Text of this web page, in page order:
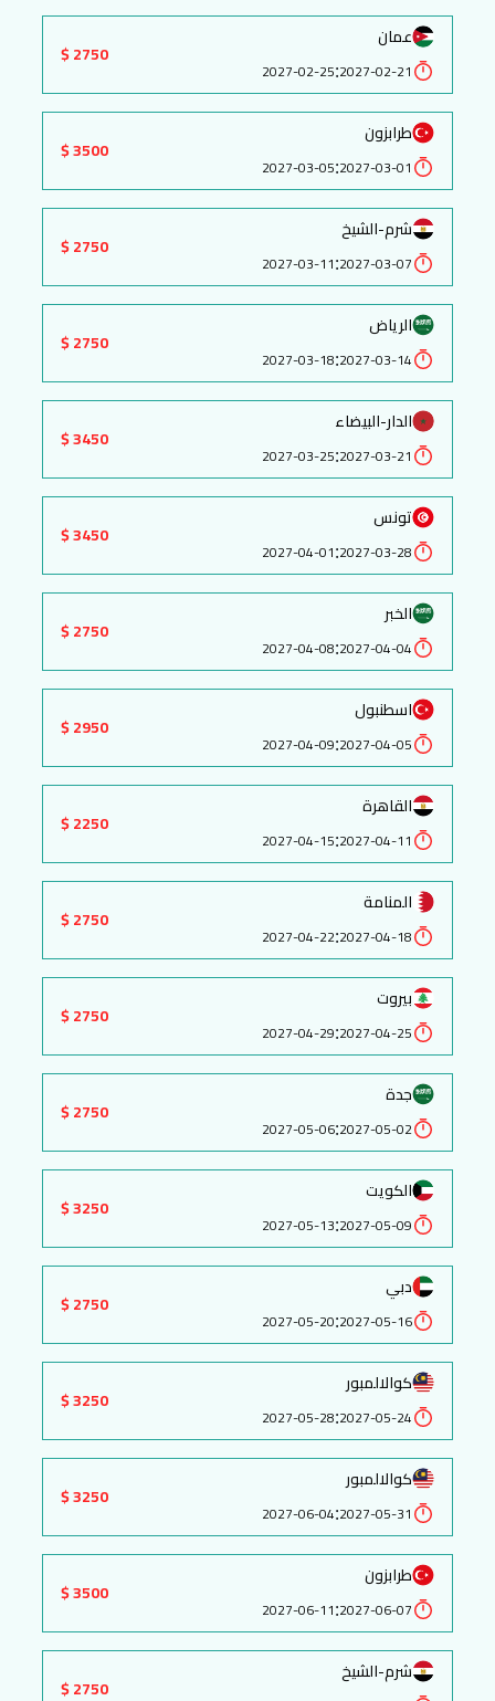
عمان
2027-02-21
:
2027-02-25
2750 $
طرابزون
2027-03-01
:
2027-03-05
3500 $
شرم-الشيخ
2027-03-07
:
2027-03-11
2750 $
الرياض
2027-03-14
:
2027-03-18
2750 $
الدار-البيضاء
2027-03-21
:
2027-03-25
3450 $
تونس
2027-03-28
:
2027-04-01
3450 $
الخبر
2027-04-04
:
2027-04-08
2750 $
اسطنبول
2027-04-05
:
2027-04-09
2950 $
القاهرة
2027-04-11
:
2027-04-15
2250 $
المنامة
2027-04-18
:
2027-04-22
2750 $
بيروت
2027-04-25
:
2027-04-29
2750 $
جدة
2027-05-02
:
2027-05-06
2750 $
الكويت
2027-05-09
:
2027-05-13
3250 $
دبي
2027-05-16
:
2027-05-20
2750 $
كوالالمبور
2027-05-24
:
2027-05-28
3250 $
كوالالمبور
2027-05-31
:
2027-06-04
3250 $
طرابزون
2027-06-07
:
2027-06-11
3500 $
شرم-الشيخ
2750 $